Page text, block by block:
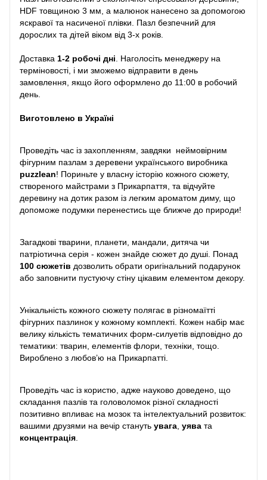
HDF товщиною 3 мм, а малюнок нанесено за допомогою
яскравої та насиченої плівки. Пазл безпечний для
дорослих та дітей віком від 3-х років.
Доставка 1-2 робочі дні . Наголосіть менеджеру на
терміновості, і ми зможемо відправити в день
замовлення, якщо його оформлено до 11:00 в робочий
день.
Виготовлено в Україні
Проведіть час із захопленням, завдяки неймовірним
фігурним пазлам з деревени українського виробника
puzzlean! Пориньте у власну історію кожного сюжету,
створеного майстрами з Прикарпаття, та відчуйте
деревину на дотик разом із легким ароматом диму, що
допоможе подумки перенестись ще ближче до природи!
Загадкові тварини, планети, мандали, дитяча чи
патріотична серія - кожен знайде сюжет до душі. Понад
100 сюжетів дозволить обрати оригінальний подарунок
або заповнити пустуючу стіну цікавим елементом декору.
Унікальність кожного сюжету полягає в різномаїтті
фігурних пазлинок у кожному комплекті. Кожен набір має
велику кількість тематичних форм-силуетів відповідно до
тематики: тварин, елементів флори, техніки, тощо.
Вироблено з любов’ю на Прикарпатті.
Проведіть час із користю, адже науково доведено, що
складання пазлів та головоломок різної складності
позитивно впливає на мозок та інтелектуальний розвиток:
вашими друзями на вечір стануть увага уява та
концентрація